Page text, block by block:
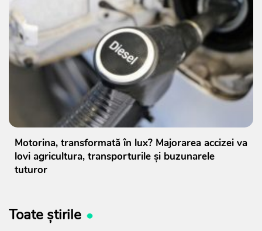
Motorina, transformată în lux? Majorarea accizei va
lovi agricultura, transporturile și buzunarele
tuturor
Toate știrile